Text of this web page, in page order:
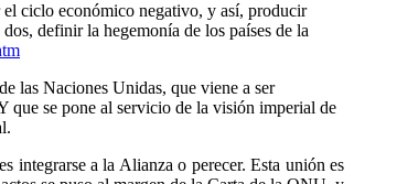
el ciclo económico negativo, y así, producir
definir la hegemonía de los países de la
las Naciones Unidas, que viene a ser
que se pone al servicio de la visión imperial de
integrarse a la Alianza o perecer. Esta unión es